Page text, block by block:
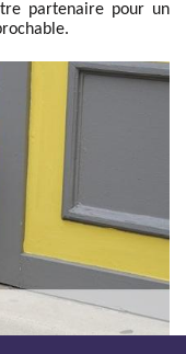
partenaire pour un